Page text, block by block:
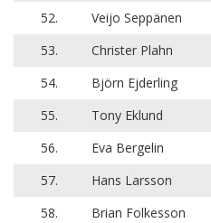
52.
Veijo Seppänen
53.
Christer Plahn
54.
Björn Ejderling
55.
Tony Eklund
56.
Eva Bergelin
57.
Hans Larsson
58.
Brian Folkesson